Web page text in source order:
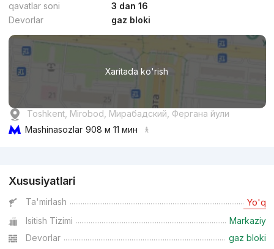
qavatlar soni
3 dan 16
Devorlar
gaz bloki
Xaritada ko'rish
Toshkent, Mirobod, Мирабадский, Фергана йули
Mashinasozlar 908 м 11 мин
Xususiyatlari
Ta'mirlash Yo'q
Isitish Tizimi
Markaziy
Devorlar
gaz bloki